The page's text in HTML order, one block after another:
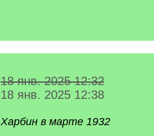
18 янв. 2025 12:32
18 янв. 2025 12:38
Харбин в марте 1932